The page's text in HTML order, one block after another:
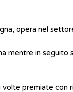
opera nel
mentre in seguito
premiate con